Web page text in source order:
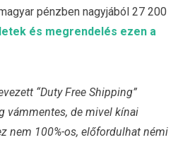
pénzben nagyjából 27 200
és megrendelés ezen a
“Duty Free Shipping”
vámmentes, de mivel kínai
nem 100%-os, előfordulhat némi